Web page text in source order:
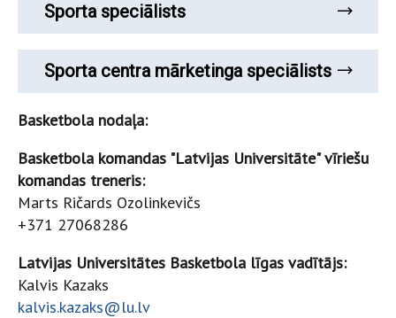
Sporta speciālists
Sporta centra mārketinga speciālists
Basketbola nodaļa:
Basketbola komandas "Latvijas Universitāte" vīriešu
komandas treneris:
Marts Ričards Ozolinkevičs
+371 27068286
Latvijas Universitātes Basketbola līgas vadītājs:
Kalvis Kazaks
kalvis.kazaks@lu.lv